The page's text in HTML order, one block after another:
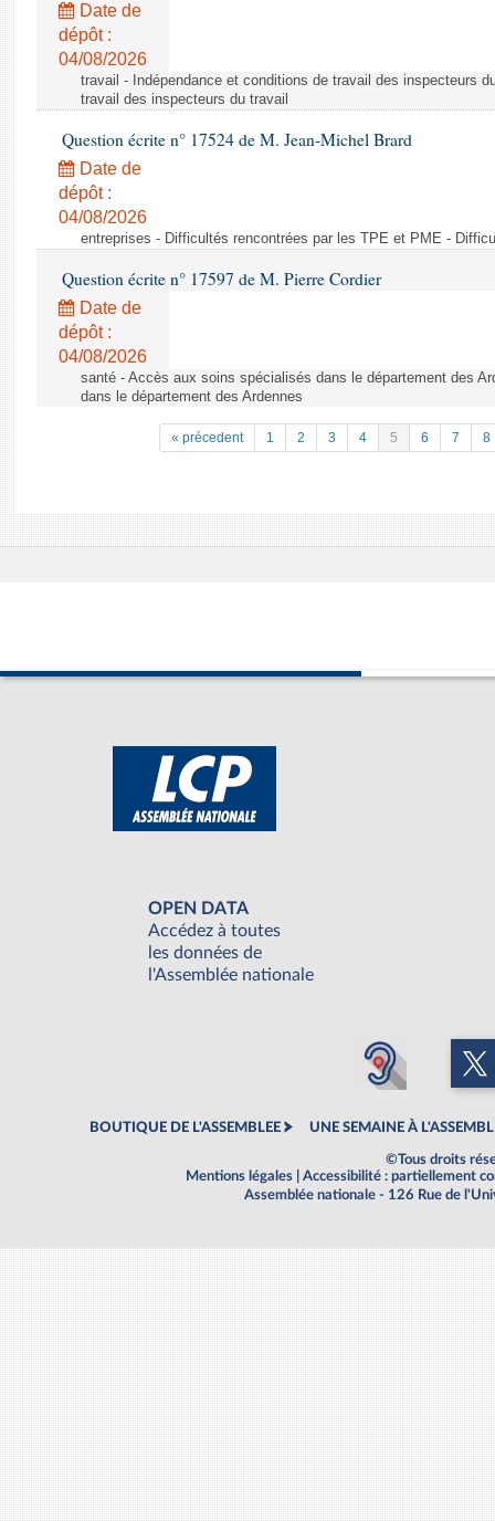
Date de
dépôt :
04/08/2026
travail - Indépendance et conditions de travail des inspecteurs
travail des inspecteurs du travail
Question écrite n° 17524 de M. Jean-Michel Brard
Date de
dépôt :
04/08/2026
entreprises - Difficultés rencontrées par les TPE et PME -
Question écrite n° 17597 de M. Pierre Cordier
Date de
dépôt :
04/08/2026
santé - Accès aux soins spécialisés dans le département des
dans le département des Ardennes
« précedent 1 2 3 4 5 6 7 8
OPEN DATA
Accédez à toutes
les données de
l'Assemblée nationale
BOUTIQUE DE L'ASSEMBLEE UNE SEMAINE À
©Tous droits
Mentions légales
Accessibilité : partiellement
Assemblée nationale - 126 Rue de